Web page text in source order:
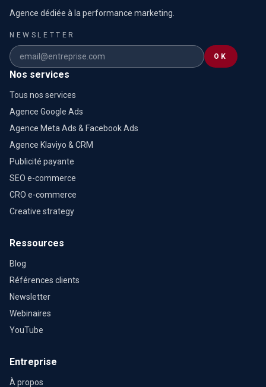
Agence dédiée à la performance marketing.
NEWSLETTER
OK
Nos services
Tous nos services
Agence Google Ads
Agence Meta Ads & Facebook Ads
Agence Klaviyo & CRM
Publicité payante
SEO e-commerce
CRO e-commerce
Creative strategy
Ressources
Blog
Références clients
Newsletter
Webinaires
YouTube
Entreprise
À propos